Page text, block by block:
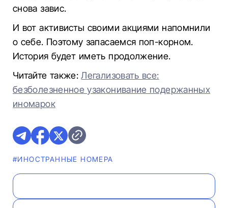
снова завис.
И вот активисты своими акциями напомнили
о себе. Поэтому запасаемся поп-корном.
История будет иметь продолжение.
Читайте также:Легализовать все:
безболезненное узаконивание подержанных
иномарок
#ИНОСТРАННЫЕ НОМЕРА